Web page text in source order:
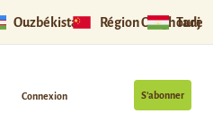
Ouzbékistan Région Ouïghoure
S’abonner
Connexion